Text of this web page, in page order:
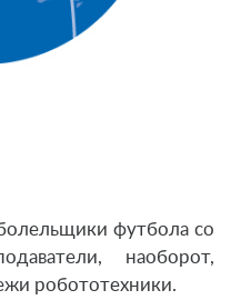
футбола со
наоборот,
робототехники.